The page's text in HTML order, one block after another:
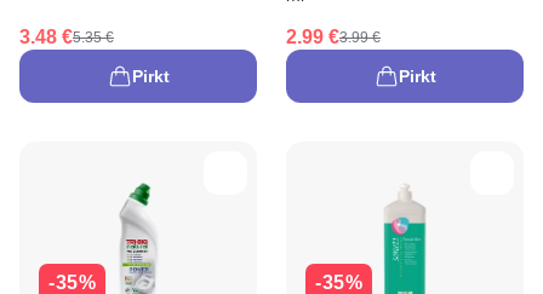
3.48 €5.35 €
Pirkt
2.99 €3.99 €
Pirkt
-35% -35%